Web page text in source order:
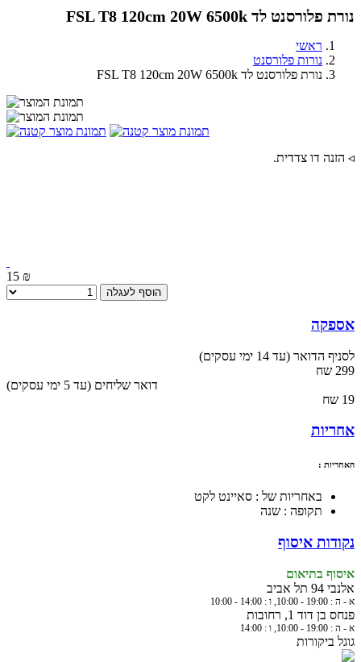
נורת פלורסנט לד FSL T8 120cm 20W 6500k
ראשי
נורות פלורסנט
נורת פלורסנט לד FSL T8 120cm 20W 6500k
◃ הזנה דו צדדית.
15 ₪
הוסף לעגלה
אספקה
לסניף הדואר (עד 14 ימי עסקים)
299 שח
(עד 5 ימי עסקים) דואר שליחים
19 שח
אחריות
האחריות :
באחריות של : סאיינט לקט
תקופה : שנה
נקודות איסוף
איסוף בתיאום
אלנבי 94 תל אביב
א - ה : 19:00 - 10:00, ו : 14:00 - 10:00
פנחס בן דוד 1, רחובות
א - ה : 19:00 - 10:00, ו : 14:00
גוגל ביקורות